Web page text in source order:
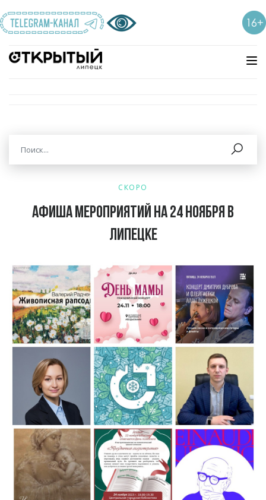
СКОРО
Афиша мероприятий на 24 ноября в
Липецке